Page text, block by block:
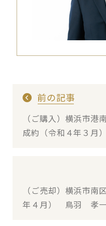
前の記事
（ご購入）横浜市港
成約（令和４年
（ご売却）横浜市南
年４月） 鳥羽 孝